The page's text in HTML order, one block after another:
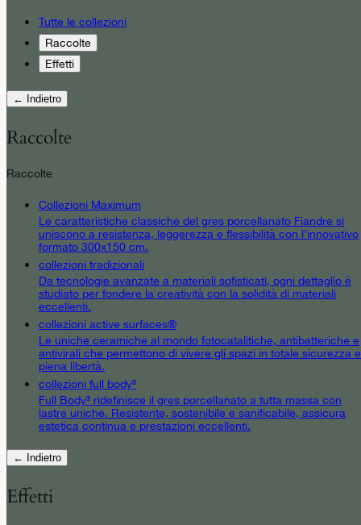
Tutte le collezioni
Raccolte
Effetti
← Indietro
Raccolte
Raccolte
Collezioni Maximum
Le caratteristiche classiche del gres porcellanato Fiandre si
uniscono a resistenza, leggerezza e flessibilità con l’innovativo
formato 300x150 cm.
collezioni tradizionali
Da tecnologie avanzate a materiali sofisticati, ogni dettaglio è
studiato per fondere la creatività con la solidità di materiali
eccellenti.
collezioni active surfaces®
Le uniche ceramiche al mondo fotocatalitiche, antibatteriche e
antivirali che permettono di vivere gli spazi in totale sicurezza e
piena libertà.
collezioni full body³
Full Body³ ridefinisce il gres porcellanato a tutta massa con
lastre uniche. Resistente, sostenibile e sanificabile, assicura
estetica continua e prestazioni eccellenti.
← Indietro
Effetti